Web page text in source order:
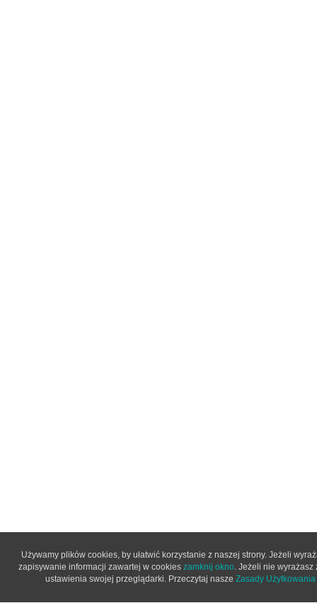
Używamy plików cookies, by ułatwić korzystanie z naszej strony. Jeżeli
zapisywanie informacji zawartej w cookies zamknij okno. Jeżeli nie wyrażasz
ustawienia swojej przeglądarki. Przeczytaj nasze Zasady Użytkowania